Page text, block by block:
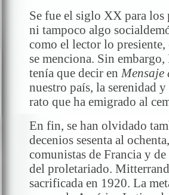
Se fue el siglo XX para
ni tampoco algo
como el lector lo
se menciona. Sin
tenía que decir en Mensaje
nuestro país, la serenidad
rato que ha emigrado al
En fin, se han olvidado
decenios sesenta al
comunistas de Francia y
del proletariado.
sacrificada en 1920. La